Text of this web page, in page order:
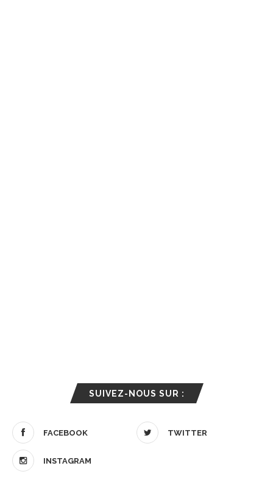
SUIVEZ-NOUS SUR :
FACEBOOK TWITTER
INSTAGRAM